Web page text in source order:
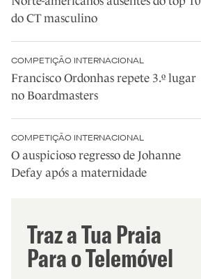
do CT masculino
COMPETIÇÃO INTERNACIONAL
Francisco Ordonhas repete 3.º lugar
no Boardmasters
COMPETIÇÃO INTERNACIONAL
O auspicioso regresso de Johanne
Defay após a maternidade
Traz a Tua Praia
Para o Telemóvel